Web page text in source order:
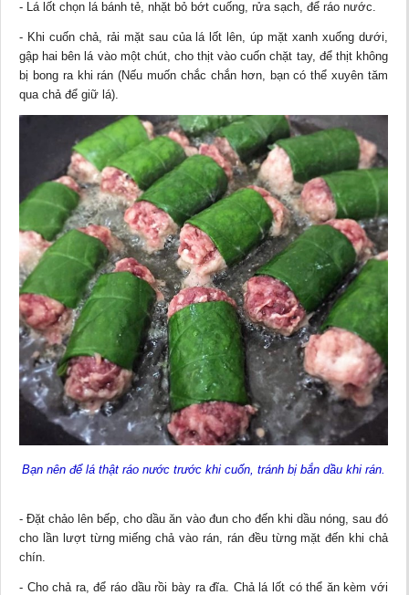
- Lá lốt chọn lá bánh tẻ, nhặt bỏ bớt cuống, rửa sạch, để ráo nước.
- Khi cuốn chả, rải mặt sau của lá lốt lên, úp mặt xanh xuống dưới,
gập hai bên lá vào một chút, cho thịt vào cuốn chặt tay, để thịt không
bị bong ra khi rán (Nếu muốn chắc chắn hơn, bạn có thể xuyên tăm
qua chả để giữ lá).
Bạn nên để lá thật ráo nước trước khi cuốn, tránh bị bắn dầu khi rán.
- Đặt chảo lên bếp, cho dầu ăn vào đun cho đến khi dầu nóng, sau đó
cho lần lượt từng miếng chả vào rán, rán đều từng mặt đến khi chả
chín.
- Cho chả ra, để ráo dầu rồi bày ra đĩa. Chả lá lốt có thể ăn kèm với